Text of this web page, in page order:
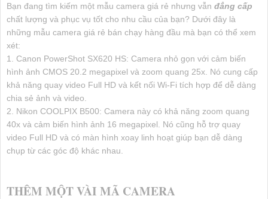
Bạn đang tìm kiếm một mẫu camera giá rẻ nhưng vẫn đẳng cấp
chất lượng và phục vụ tốt cho nhu cầu của bạn? Dưới đây là
những mẫu camera giá rẻ bán chạy hàng đầu mà bạn có thể xem
xét:
1. Canon PowerShot SX620 HS: Camera nhỏ gọn với cảm biến
hình ảnh CMOS 20.2 megapixel và zoom quang 25x. Nó cung cấp
khả năng quay video Full HD và kết nối Wi-Fi tích hợp để dễ dàng
chia sẻ ảnh và video.
2. Nikon COOLPIX B500: Camera này có khả năng zoom quang
40x và cảm biến hình ảnh 16 megapixel. Nó cũng hỗ trợ quay
video Full HD và có màn hình xoay linh hoạt giúp bạn dễ dàng
chụp từ các góc độ khác nhau.
THÊM MỘT VÀI MÃ CAMERA